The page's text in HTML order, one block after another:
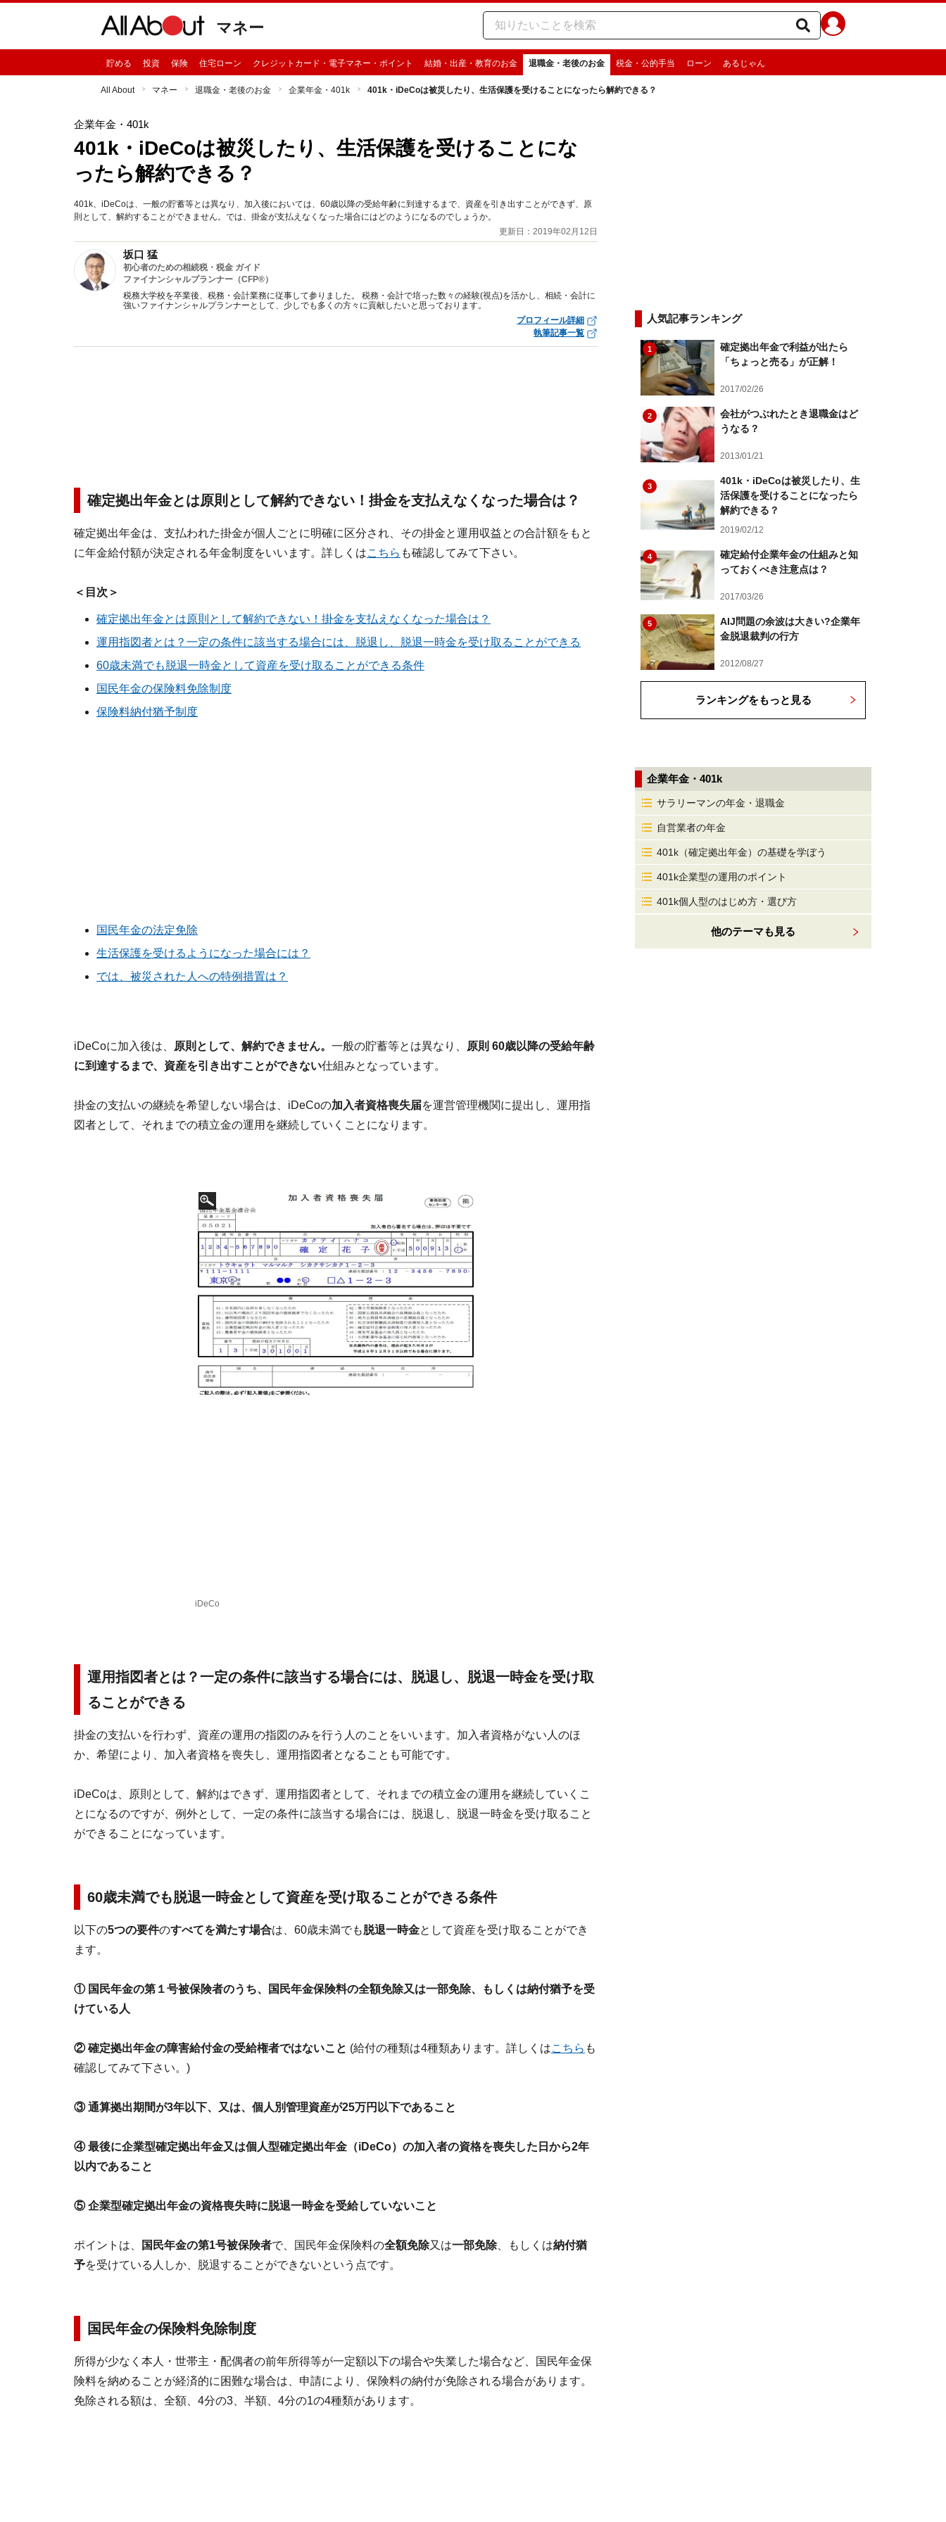
マネー
貯める 投資 保険 住宅ローン クレジットカード・電子マネー・ポイント 結婚・出産・教育のお金 退職金・老後のお金 税金・公的手当 ローン あるじゃん
All About マネー 退職金・老後のお金 企業年金・401k 401k・iDeCoは被災したり、生活保護を受けることになったら解約できる？
企業年金・401k
401k・iDeCoは被災したり、生活保護を受けることにな
ったら解約できる？
401k、iDeCoは、一般の貯蓄等とは異なり、加入後においては、60歳以降の受給年齢に到達するまで、資産を引き出すことができず、原
則として、解約することができません。では、掛金が支払えなくなった場合にはどのようになるのでしょうか。
更新日：2019年02月12日
坂口 猛
初心者のための相続税・税金 ガイド
ファイナンシャルプランナー（CFP®）
税務大学校を卒業後、税務・会計業務に従事して参りました。 税務・会計で培った数々の経験(視点)を活かし、相続・会計に
強いファイナンシャルプランナーとして、少しでも多くの方々に貢献したいと思っております。
プロフィール詳細
執筆記事一覧
確定拠出年金とは原則として解約できない！掛金を支払えなくなった場合は？
確定拠出年金は、支払われた掛金が個人ごとに明確に区分され、その掛金と運用収益との合計額をもと
に年金給付額が決定される年金制度をいいます。詳しくはこちら も確認してみて下さい。
＜目次＞
確定拠出年金とは原則として解約できない！掛金を支払えなくなった場合は？
運用指図者とは？一定の条件に該当する場合には、脱退し、脱退一時金を受け取ることができる
60歳未満でも脱退一時金として資産を受け取ることができる条件
国民年金の保険料免除制度
保険料納付猶予制度
国民年金の法定免除
生活保護を受けるようになった場合には？
では、被災された人への特例措置は？
iDeCoに加入後は、 原則として、解約できません。 一般の貯蓄等とは異なり、
原則 60歳以降の受給年齢
に到達するまで、資産を引き出すことができない仕組みとなっています。
掛金の支払いの継続を希望しない場合は、iDeCoの加入者資格喪失届を運営管理機関に提出し、運用指
図者として、それまでの積立金の運用を継続していくことになります。
iDeCo
運用指図者とは？一定の条件に該当する場合には、脱退し、脱退一時金を受け取
ることができる
掛金の支払いを行わず、資産の運用の指図のみを行う人のことをいいます。加入者資格がない人のほ
か、希望により、加入者資格を喪失し、運用指図者となることも可能です。
iDeCoは、原則として、解約はできず、運用指図者として、それまでの積立金の運用を継続していくこ
とになるのですが、例外として、一定の条件に該当する場合には、脱退し、脱退一時金を受け取ること
ができることになっています。
60歳未満でも脱退一時金として資産を受け取ることができる条件
以下の5つの要件のすべてを満たす場合は、60歳未満でも脱退一時金として資産を受け取ることができ
ます。
① 国民年金の第１号被保険者のうち、国民年金保険料の全額免除又は一部免除、もしくは納付猶予を受
けている人
② 確定拠出年金の障害給付金の受給権者ではないこと (給付の種類は4種類あります。詳しくはこちら も
確認してみて下さい。)
③ 通算拠出期間が3年以下、又は、個人別管理資産が25万円以下であること
④ 最後に企業型確定拠出年金又は個人型確定拠出年金（iDeCo）の加入者の資格を喪失した日から2年
以内であること
⑤ 企業型確定拠出年金の資格喪失時に脱退一時金を受給していないこと
ポイントは、 国民年金の第1号被保険者で、国民年金保険料の全額免除又は一部免除、もしくは納付猶
予を受けている人しか、脱退することができないという点です。
国民年金の保険料免除制度
所得が少なく本人・世帯主・配偶者の前年所得等が一定額以下の場合や失業した場合など、国民年金保
険料を納めることが経済的に困難な場合は、申請により、保険料の納付が免除される場合があります。
免除される額は、全額、4分の3、半額、4分の1の4種類があります。
人気記事ランキング
1
確定拠出年金で利益が出たら
「ちょっと売る」が正解！
2017/02/26
2
会社がつぶれたとき退職金はど
うなる？
2013/01/21
3
401k・iDeCoは被災したり、生
活保護を受けることになったら
解約できる？
2019/02/12
4
確定給付企業年金の仕組みと知
っておくべき注意点は？
2017/03/26
5
AIJ問題の余波は大きい?企業年
金脱退裁判の行方
2012/08/27
ランキングをもっと見る
企業年金・401k
サラリーマンの年金・退職金
自営業者の年金
401k（確定拠出年金）の基礎を学ぼう
401k企業型の運用のポイント
401k個人型のはじめ方・選び方
他のテーマも見る